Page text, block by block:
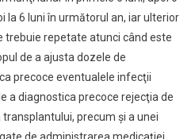
la 6 luni în următorul an, iar ulterior
trebuie repetate atunci când este
de a ajusta dozele de
precoce eventualele infecţii
a diagnostica precoce rejecţia de
precum şi a unei